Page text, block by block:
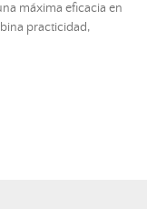
máxima eficacia en
practicidad,